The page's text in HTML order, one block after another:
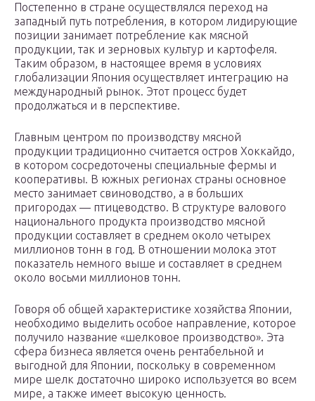
Постепенно в стране осуществлялся переход на
западный путь потребления, в котором лидирующие
позиции занимает потребление как мясной
продукции, так и зерновых культур и картофеля.
Таким образом, в настоящее время в условиях
глобализации Япония осуществляет интеграцию на
международный рынок. Этот процесс будет
продолжаться и в перспективе.
Главным центром по производству мясной
продукции традиционно считается остров Хоккайдо,
в котором сосредоточены специальные фермы и
кооперативы. В южных регионах страны основное
место занимает свиноводство, а в больших
пригородах — птицеводство. В структуре валового
национального продукта производство мясной
продукции составляет в среднем около четырех
миллионов тонн в год. В отношении молока этот
показатель немного выше и составляет в среднем
около восьми миллионов тонн.
Говоря об общей характеристике хозяйства Японии,
необходимо выделить особое направление, которое
получило название «шелковое производство». Эта
сфера бизнеса является очень рентабельной и
выгодной для Японии, поскольку в современном
мире шелк достаточно широко используется во всем
мире, а также имеет высокую ценность.